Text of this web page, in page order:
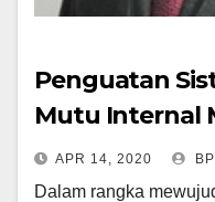
Penguatan
Mutu Internal
Merdeka
APR 14, 2020
Dalam rangka